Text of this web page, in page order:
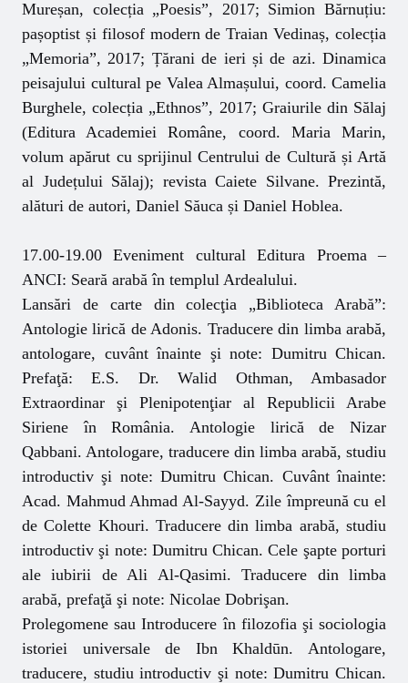
Mureșan, colecția „Poesis”, 2017; Simion Bărnuțiu:
pașoptist și filosof modern de Traian Vedinaș, colecția
„Memoria”, 2017; Țărani de ieri și de azi. Dinamica
peisajului cultural pe Valea Almașului, coord. Camelia
Burghele, colecția „Ethnos”, 2017; Graiurile din Sălaj
(Editura Academiei Române, coord. Maria Marin,
volum apărut cu sprijinul Centrului de Cultură și Artă
al Județului Sălaj); revista Caiete Silvane. Prezintă,
alături de autori, Daniel Săuca și Daniel Hoblea.
17.00-19.00 Eveniment cultural Editura Proema –
ANCI: Seară arabă în templul Ardealului.
Lansări de carte din colecţia „Biblioteca Arabă”:
Antologie lirică de Adonis. Traducere din limba arabă,
antologare, cuvânt înainte şi note: Dumitru Chican.
Prefaţă: E.S. Dr. Walid Othman, Ambasador
Extraordinar şi Plenipotenţiar al Republicii Arabe
Siriene în România. Antologie lirică de Nizar
Qabbani. Antologare, traducere din limba arabă, studiu
introductiv şi note: Dumitru Chican. Cuvânt înainte:
Acad. Mahmud Ahmad Al-Sayyd. Zile împreună cu el
de Colette Khouri. Traducere din limba arabă, studiu
introductiv şi note: Dumitru Chican. Cele şapte porturi
ale iubirii de Ali Al-Qasimi. Traducere din limba
arabă, prefaţă şi note: Nicolae Dobrişan.
Prolegomene sau Introducere în filozofia şi sociologia
istoriei universale de Ibn Khaldūn. Antologare,
traducere, studiu introductiv şi note: Dumitru Chican.